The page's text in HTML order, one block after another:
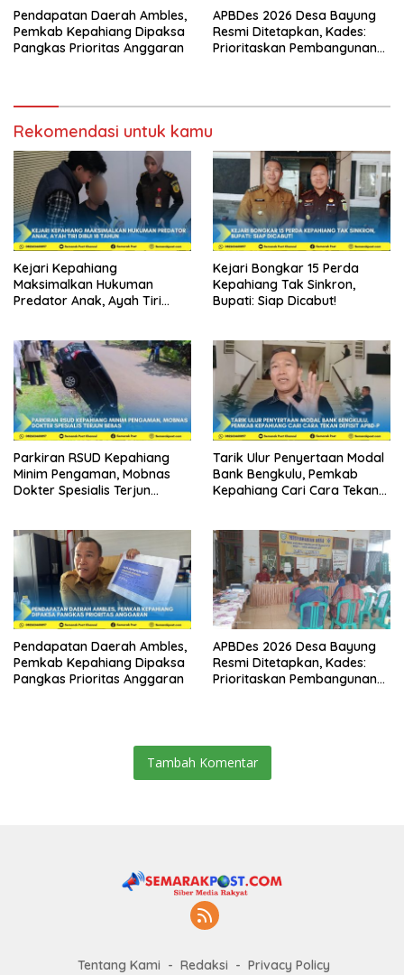
Pendapatan Daerah Ambles,
Pemkab Kepahiang Dipaksa
Pangkas Prioritas Anggaran
APBDes 2026 Desa Bayung
Resmi Ditetapkan, Kades:
Prioritaskan Pembangunan
Rekomendasi untuk kamu
Kejari Kepahiang
Maksimalkan Hukuman
Predator Anak, Ayah Tiri
Kejari Bongkar 15 Perda
Kepahiang Tak Sinkron,
Bupati: Siap Dicabut!
Parkiran RSUD Kepahiang
Minim Pengaman, Mobnas
Dokter Spesialis Terjun
Tarik Ulur Penyertaan Modal
Bank Bengkulu, Pemkab
Kepahiang Cari Cara Tekan
Pendapatan Daerah Ambles,
Pemkab Kepahiang Dipaksa
Pangkas Prioritas Anggaran
APBDes 2026 Desa Bayung
Resmi Ditetapkan, Kades:
Prioritaskan Pembangunan
Tambah Komentar
Tentang Kami Redaksi Privacy Policy